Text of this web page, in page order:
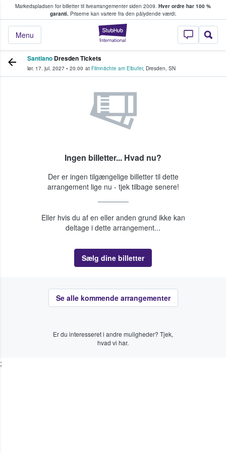
Markedspladsen for billetter til livearrangementer siden 2009. Hver ordre har 100 %
garanti.Priserne kan variere fra den pålydende værdi.
StubHub - Hvor
Menu
køber og sælger billetter
Santiano Dresden Tickets
lør. 17. jul. 2027 • 20.00 at Filmnächte am Elbufer, Dresden, SN
Ingen billetter... Hvad nu?
Der er ingen tilgængelige billetter til dette
arrangement lige nu - tjek tilbage senere!
Eller hvis du af en eller anden grund ikke kan
deltage i dette arrangement...
Sælg dine billetter
Se alle kommende arrangementer
Er du interesseret i andre muligheder? Tjek,
hvad vi har.
;